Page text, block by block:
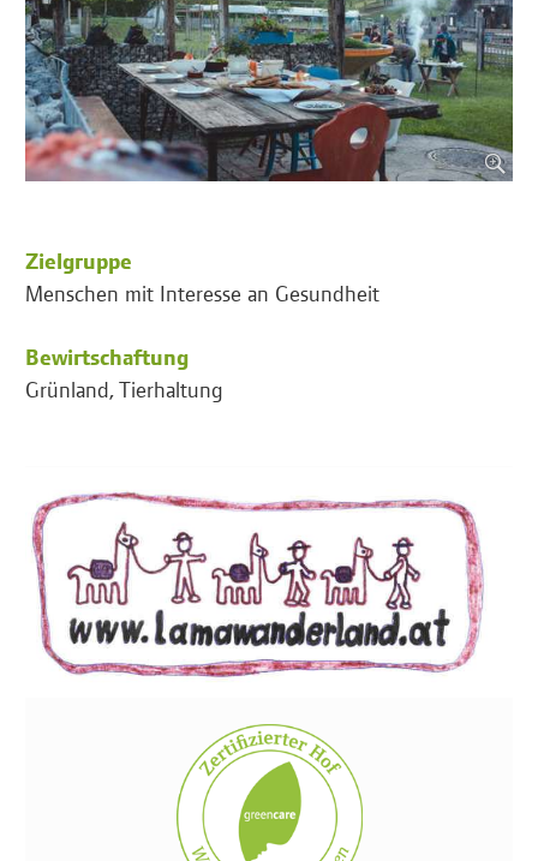
Zielgruppe
Menschen mit Interesse an Gesundheit
Bewirtschaftung
Grünland, Tierhaltung